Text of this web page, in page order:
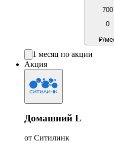
700
0
₽/
1 месяц по акции
Акция
Домашний L
от Ситилинк